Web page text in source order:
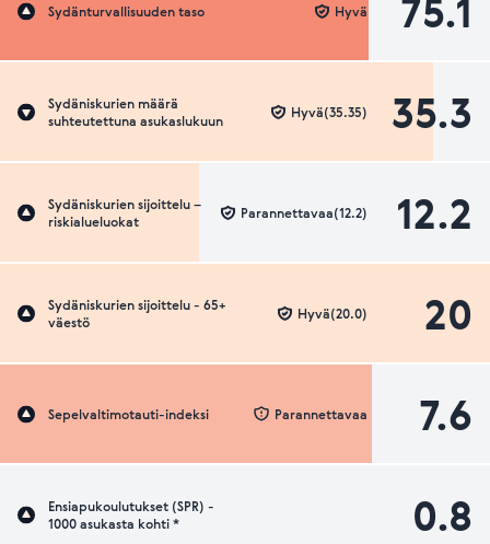
Sydänturvallisuuden taso Hyvä
Sydäniskurien määrä
suhteutettuna asukaslukuun
35.3
Hyvä(35.35)
Sydäniskurien sijoittelu –
riskialueluokat
12.2
Parannettavaa(12.2)
Sydäniskurien sijoittelu - 65+
väestö
20
Hyvä(20.0)
Sepelvaltimotauti-indeksi 7.6
Parannettavaa
Ensiapukoulutukset (SPR) -
1000 asukasta kohti *
0.8